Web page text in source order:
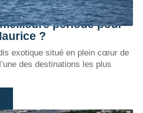
période pour
?
exotique situé en plein cœur de
des destinations les plus